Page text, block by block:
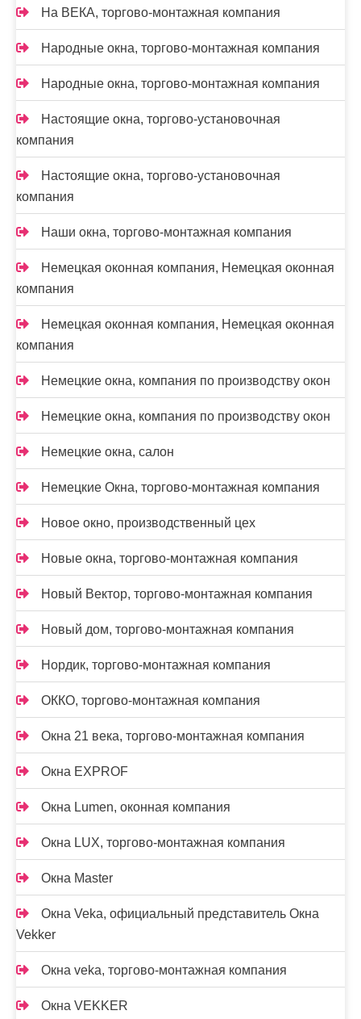
На ВЕКА, торгово-монтажная компания
Народные окна, торгово-монтажная компания
Народные окна, торгово-монтажная компания
Настоящие окна, торгово-установочная
компания
Настоящие окна, торгово-установочная
компания
Наши окна, торгово-монтажная компания
Немецкая оконная компания, Немецкая оконная
компания
Немецкая оконная компания, Немецкая оконная
компания
Немецкие окна, компания по производству окон
Немецкие окна, компания по производству окон
Немецкие окна, салон
Немецкие Окна, торгово-монтажная компания
Новое окно, производственный цех
Новые окна, торгово-монтажная компания
Новый Вектор, торгово-монтажная компания
Новый дом, торгово-монтажная компания
Нордик, торгово-монтажная компания
ОККО, торгово-монтажная компания
Окна 21 века, торгово-монтажная компания
Окна EXPROF
Окна Lumen, оконная компания
Окна LUX, торгово-монтажная компания
Окна Master
Окна Veka, официальный представитель Окна
Vekker
Окна veka, торгово-монтажная компания
Окна VEKKER